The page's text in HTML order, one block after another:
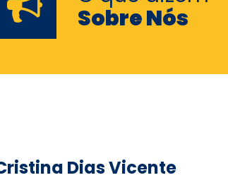
Sobre Nós
Dias Vicente